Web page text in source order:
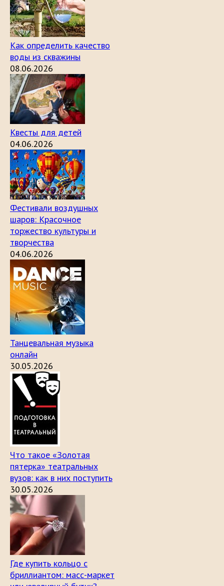
Как определить качество
воды из скважины
08.06.2026
Квесты для детей
04.06.2026
Фестивали воздушных
шаров: Красочное
торжество культуры и
творчества
04.06.2026
Танцевальная музыка
онлайн
30.05.2026
Что такое «Золотая
пятерка» театральных
вузов: как в них поступить
30.05.2026
Где купить кольцо с
бриллиантом: масс-маркет